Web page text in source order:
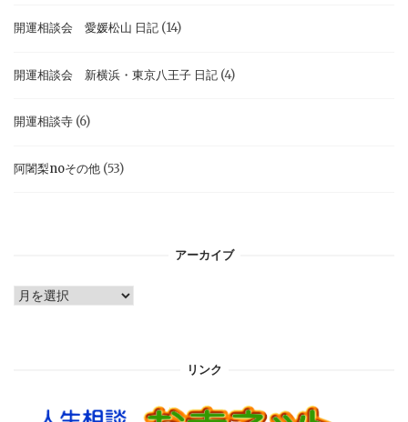
開運相談会 愛媛松山 日記 (14)
開運相談会 新横浜・東京八王子 日記 (4)
開運相談寺 (6)
阿闍梨noその他 (53)
アーカイブ
ア
リンク